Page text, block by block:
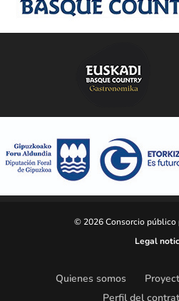
© 2026 Consorcio público
Legal
Quienes somos
Perfil del